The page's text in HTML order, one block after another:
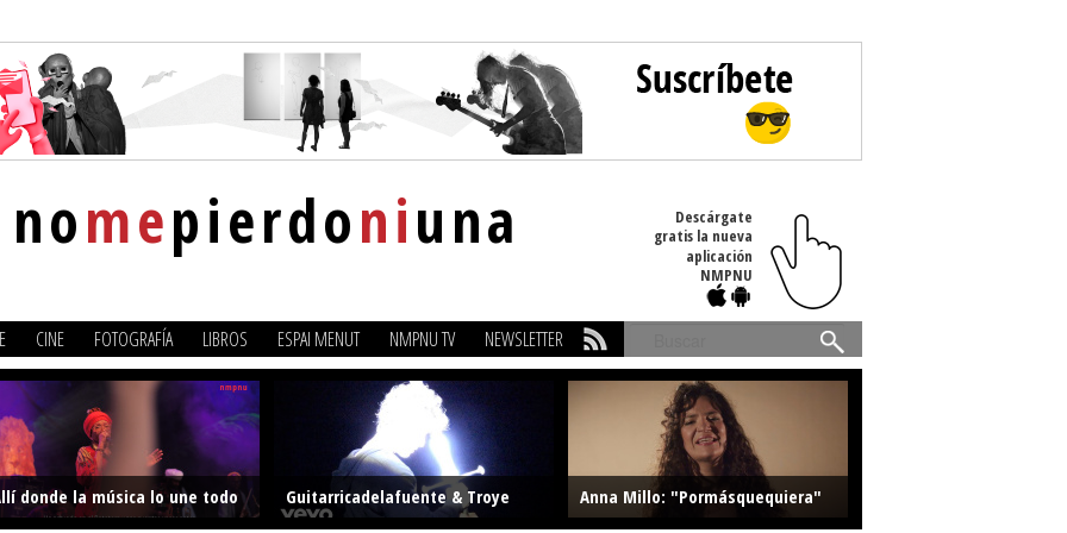
nomepierdoniuna
Descárgate
gratis la nueva
aplicación
NMPNU
CINE FOTOGRAFÍA LIBROS ESPAI MENUT NMPNU TV NEWSLETTER
Buscar
donde la música lo une todo
Guitarricadelafuente & Troye
Anna Millo: "Pormásquequiera"